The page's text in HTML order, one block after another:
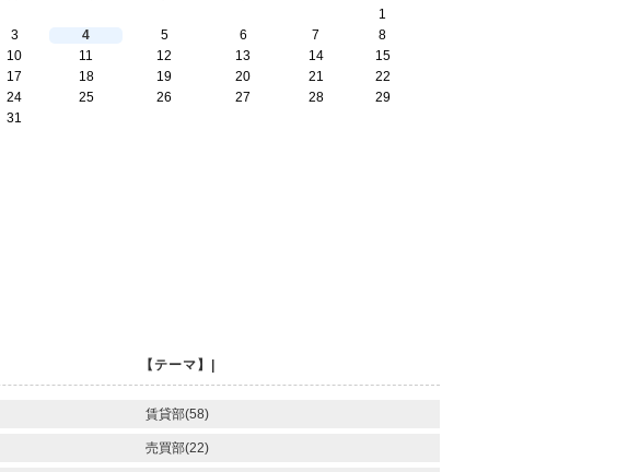
1
3 4 5 6 7
8
10 11 12 13 14
15
17 18 19 20 21
22
24 25 26 27 28
29
31
【テーマ】|
賃貸部(58)
売買部(22)